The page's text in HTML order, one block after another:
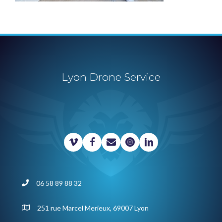
Lyon Drone Service
06 58 89 88 32
251 rue Marcel Merieux, 69007 Lyon